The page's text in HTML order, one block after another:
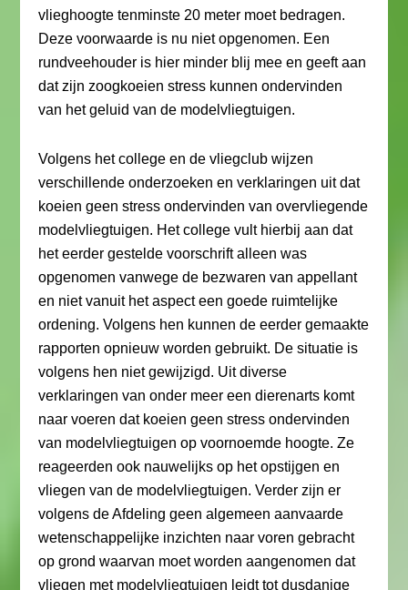
vlieghoogte tenminste 20 meter moet bedragen.
Deze voorwaarde is nu niet opgenomen. Een
rundveehouder is hier minder blij mee en geeft aan
dat zijn zoogkoeien stress kunnen ondervinden
van het geluid van de modelvliegtuigen.
Volgens het college en de vliegclub wijzen
verschillende onderzoeken en verklaringen uit dat
koeien geen stress ondervinden van overvliegende
modelvliegtuigen. Het college vult hierbij aan dat
het eerder gestelde voorschrift alleen was
opgenomen vanwege de bezwaren van appellant
en niet vanuit het aspect een goede ruimtelijke
ordening. Volgens hen kunnen de eerder gemaakte
rapporten opnieuw worden gebruikt. De situatie is
volgens hen niet gewijzigd. Uit diverse
verklaringen van onder meer een dierenarts komt
naar voeren dat koeien geen stress ondervinden
van modelvliegtuigen op voornoemde hoogte. Ze
reageerden ook nauwelijks op het opstijgen en
vliegen van de modelvliegtuigen. Verder zijn er
volgens de Afdeling geen algemeen aanvaarde
wetenschappelijke inzichten naar voren gebracht
op grond waarvan moet worden aangenomen dat
vliegen met modelvliegtuigen leidt tot dusdanige